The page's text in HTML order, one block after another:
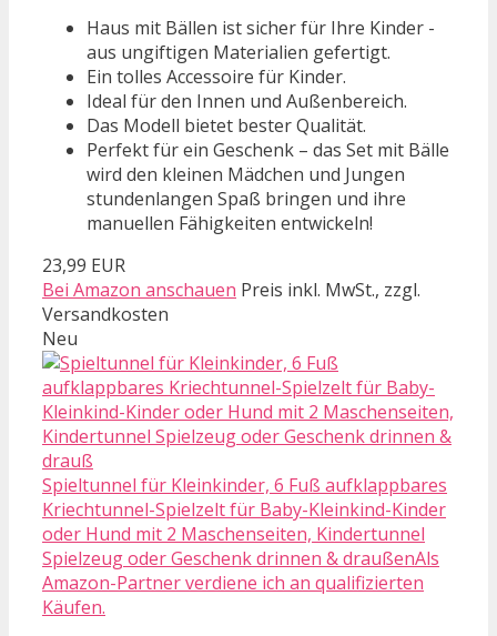
Haus mit Bällen ist sicher für Ihre Kinder -
aus ungiftigen Materialien gefertigt.
Ein tolles Accessoire für Kinder.
Ideal für den Innen und Außenbereich.
Das Modell bietet bester Qualität.
Perfekt für ein Geschenk – das Set mit Bälle
wird den kleinen Mädchen und Jungen
stundenlangen Spaß bringen und ihre
manuellen Fähigkeiten entwickeln!
23,99 EUR
Bei Amazon anschauen Preis inkl. MwSt., zzgl.
Versandkosten
Neu
Spieltunnel für Kleinkinder, 6 Fuß aufklappbares
Kriechtunnel-Spielzelt für Baby-Kleinkind-Kinder
oder Hund mit 2 Maschenseiten, Kindertunnel
Spielzeug oder Geschenk drinnen & draußenAls
Amazon-Partner verdiene ich an qualifizierten
Käufen.